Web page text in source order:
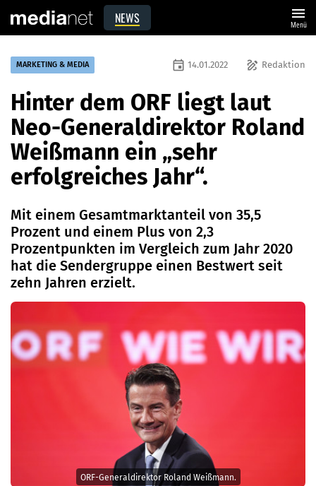
NEWS menu
Menü
ORF-Generaldirektor Roland Weißmann.
MARKETING & MEDIA draw Redaktion
event 14.01.2022
Hinter dem ORF liegt laut
Neo-Generaldirektor Roland
Weißmann ein „sehr
erfolgreiches Jahr“.
Mit einem Gesamtmarktanteil von 35,5
Prozent und einem Plus von 2,3
Prozentpunkten im Vergleich zum Jahr 2020
hat die Sendergruppe einen Bestwert seit
zehn Jahren erzielt.